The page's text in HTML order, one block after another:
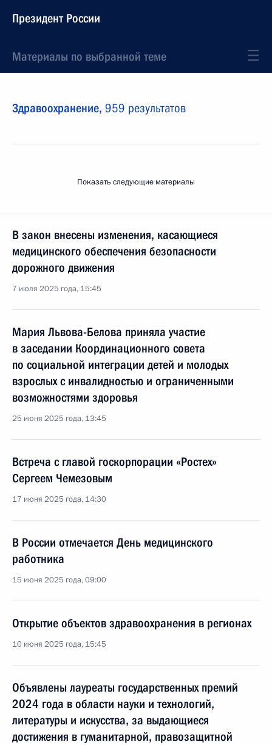
Президент России
Материалы по выбранной теме
Здравоохранение, 959 результатов
Показать следующие материалы
В закон внесены изменения, касающиеся
медицинского обеспечения безопасности
дорожного движения
7 июля 2025 года, 15:45
Мария Львова-Белова приняла участие
в заседании Координационного совета
по социальной интеграции детей и молодых
взрослых с инвалидностью и ограниченными
возможностями здоровья
25 июня 2025 года, 13:45
Встреча с главой госкорпорации «Ростех»
Сергеем Чемезовым
17 июня 2025 года, 14:30
В России отмечается День медицинского
работника
15 июня 2025 года, 09:00
Открытие объектов здравоохранения в регионах
10 июня 2025 года, 15:45
Объявлены лауреаты государственных премий
2024 года в области науки и технологий,
литературы и искусства, за выдающиеся
достижения в гуманитарной, правозащитной